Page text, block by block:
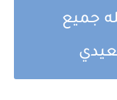
جميع